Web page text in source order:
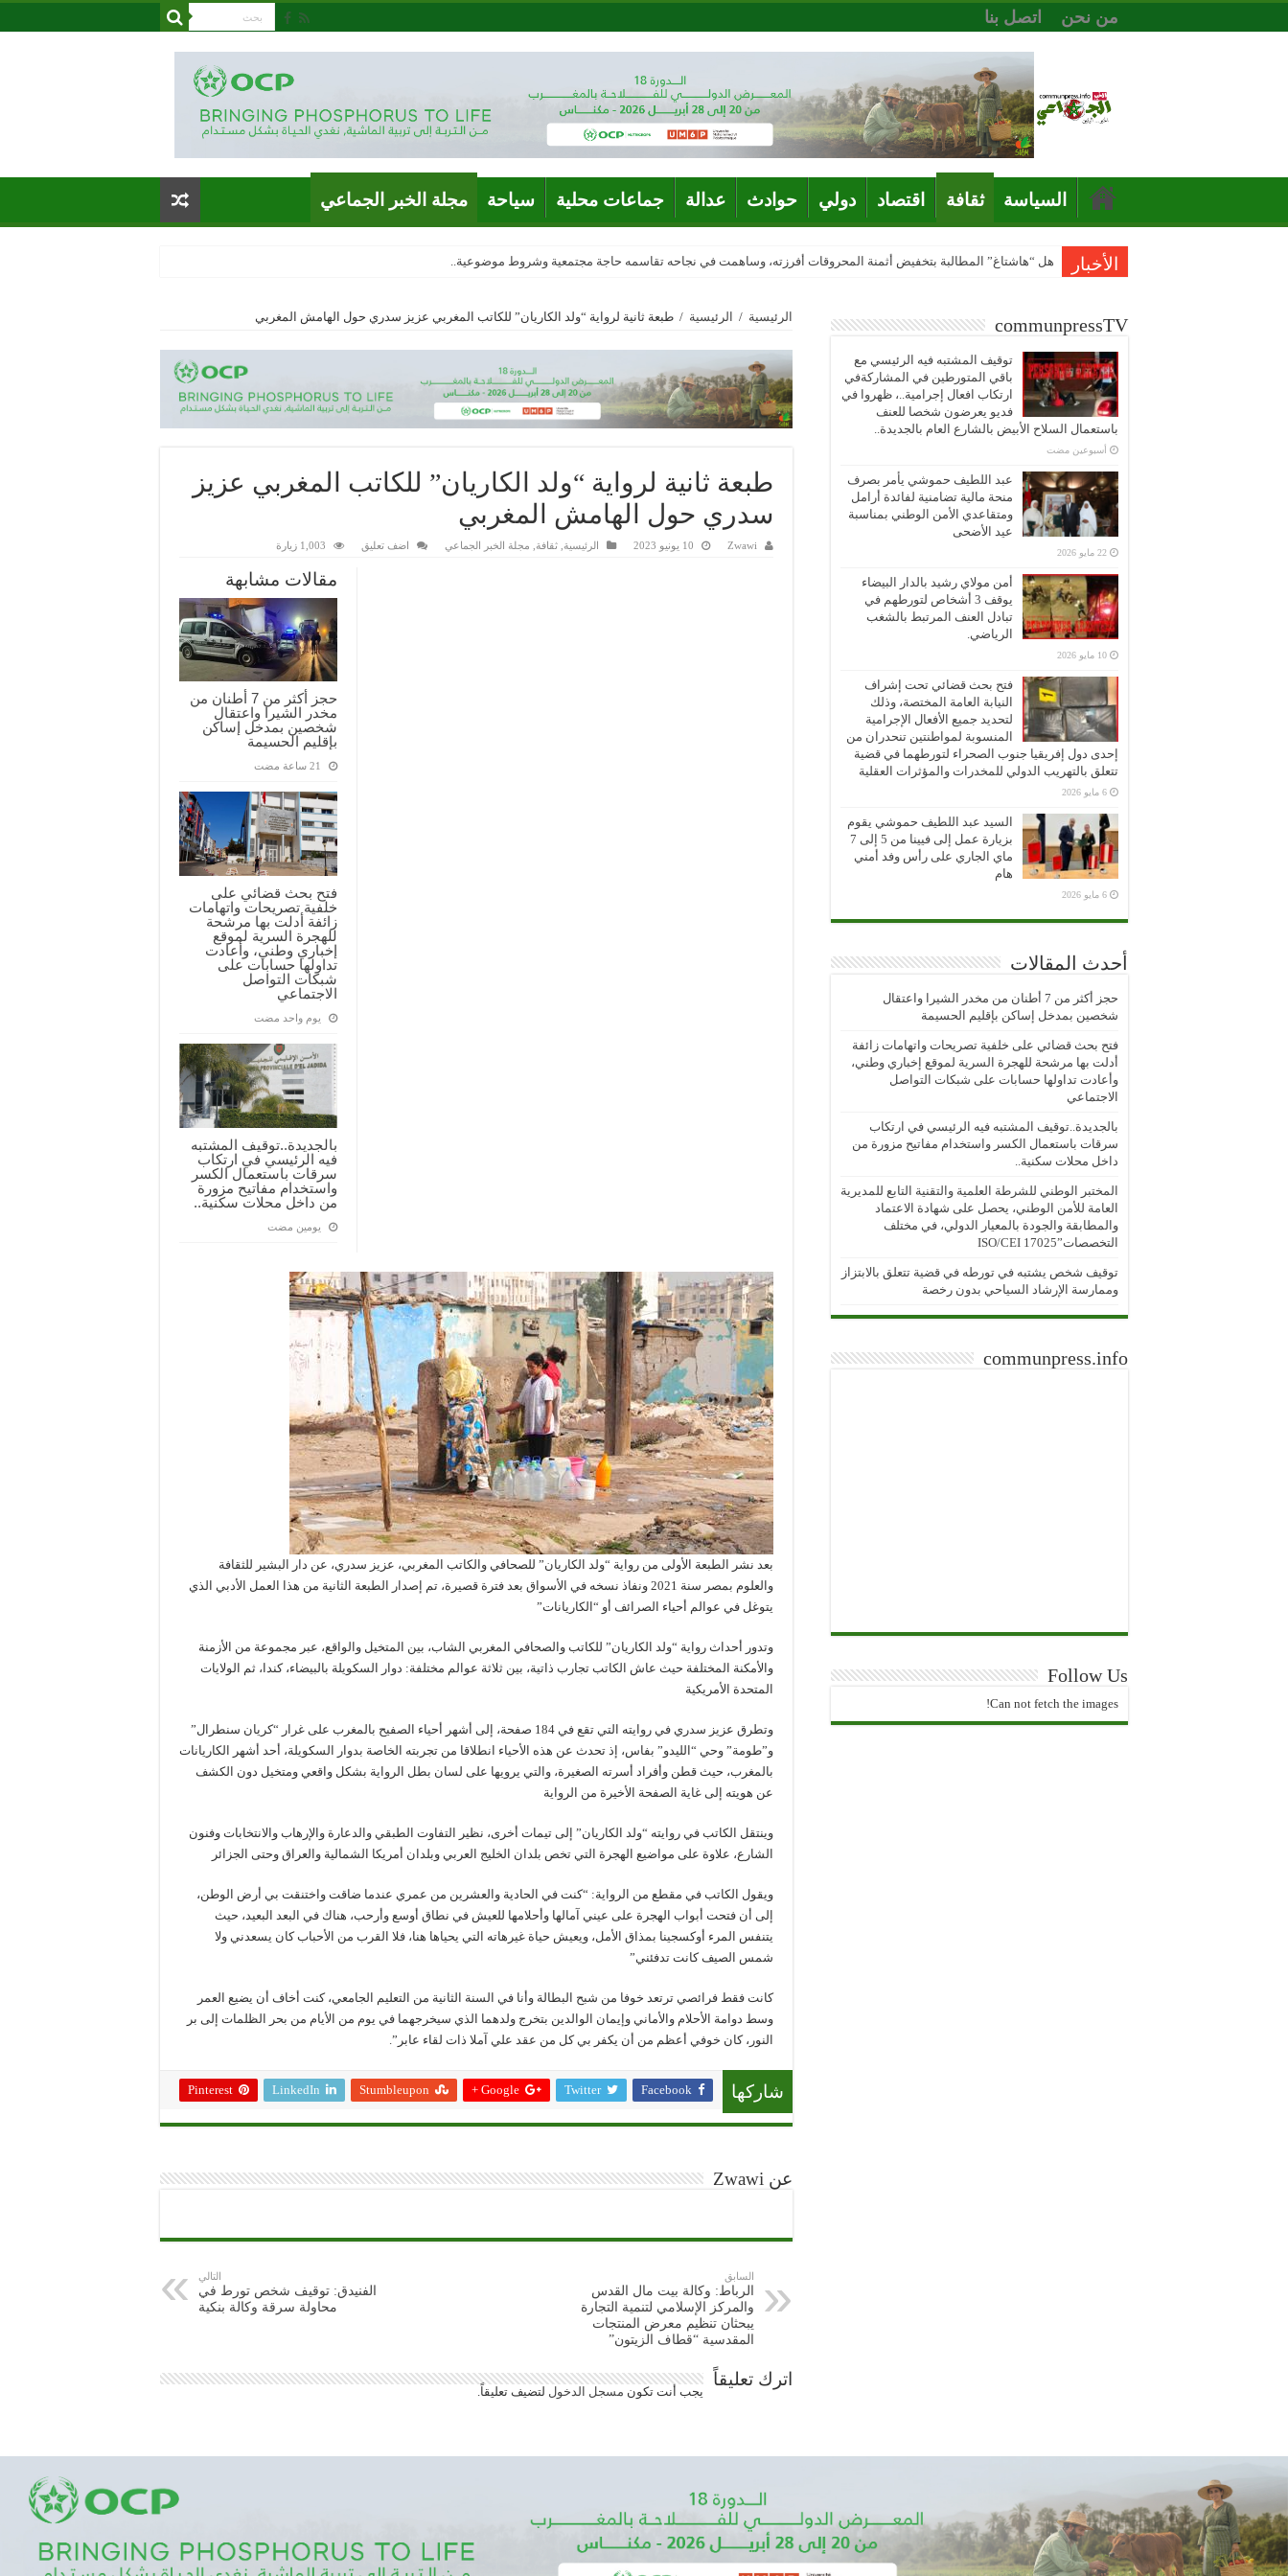
من نحن اتصل بنا
السياسة ثقافة اقتصاد دولي حوادث عدالة جماعات محلية سياحة مجلة الخبر الجماعي
الأخبار هل “هاشتاغ” المطالبة بتخفيض أثمنة المحروقات أفرزته، وساهمت في نجاحه تقاسمه حاجة مجتمعية وشروط موضوعية..
الرئيسية / الرئيسية / طبعة ثانية لرواية “ولد الكاريان” للكاتب المغربي عزيز سدري حول الهامش المغربي
طبعة ثانية لرواية “ولد الكاريان” للكاتب المغربي عزيز
سدري حول الهامش المغربي
Zwawi 10 يونيو 2023 الرئيسية ثقافة مجلة الخبر الجماعي اضف تعليق 1,003 زيارة
مقالات مشابهة
حجز أكثر من 7 أطنان من
مخدر الشيرا واعتقال
شخصين بمدخل إساكن
بإقليم الحسيمة
فتح بحث قضائي على
خلفية تصريحات واتهامات
زائفة أدلت بها مرشحة
للهجرة السرية لموقع
إخباري وطني، وأعادت
تداولها حسابات على
شبكات التواصل
الاجتماعي
‏يوم واحد مضت
بالجديدة..توقيف المشتبه
فيه الرئيسي في ارتكاب
سرقات باستعمال الكسر
واستخدام مفاتيح مزورة
من داخل محلات سكنية..
‏يومين مضت
بعد نشر الطبعة الأولى من رواية “ولد الكاريان” للصحافي والكاتب المغربي، عزيز سدري، عن دار البشير للثقافة
والعلوم بمصر سنة 2021 ونفاذ نسخه في الأسواق بعد فترة قصيرة، تم إصدار الطبعة الثانية من هذا العمل الأدبي الذي
يتوغل في عوالم أحياء الصرائف أو “الكاريانات”
وتدور أحداث رواية “ولد الكاريان” للكاتب والصحافي المغربي الشاب، بين المتخيل والواقع، عبر مجموعة من الأزمنة
والأمكنة المختلفة حيث عاش الكاتب تجارب ذاتية، بين ثلاثة عوالم مختلفة: دوار السكويلة بالبيضاء، كندا، ثم الولايات
المتحدة الأمريكية
وتطرق عزيز سدري في روايته التي تقع في 184 صفحة، إلى أشهر أحياء الصفيح بالمغرب على غرار “كريان سنطرال”
و”طومة” وحي “الليدو” بفاس، إذ تحدث عن هذه الأحياء انطلاقا من تجربته الخاصة بدوار السكويلة، أحد أشهر الكاريانات
بالمغرب، حيث قطن وأفراد أسرته الصغيرة، والتي يرويها على لسان بطل الرواية بشكل واقعي ومتخيل دون الكشف
عن هويته إلى غاية الصفحة الأخيرة من الرواية
وينتقل الكاتب في روايته “ولد الكاريان” إلى تيمات أخرى، نظير التفاوت الطبقي والدعارة والإرهاب والانتخابات وفنون
الشارع، علاوة على مواضيع الهجرة التي تخص بلدان الخليج العربي وبلدان أمريكا الشمالية والعراق وحتى الجزائر
ويقول الكاتب في مقطع من الرواية: “كنت في الحادية والعشرين من عمري عندما ضاقت واختنقت بي أرض الوطن،
إلى أن فتحت أبواب الهجرة على عيني آمالها وأحلامها للعيش في نطاق أوسع وأرحب، هناك في البعد البعيد، حيث
يتنفس المرء أوكسجينا بمذاق الأمل، ويعيش حياة غيرهاته التي يحياها هنا، فلا القرب من الأحباب كان يسعدني ولا
شمس الصيف كانت تدفئني”
كانت فقط فرائصي ترتعد خوفا من شبح البطالة وأنا في السنة الثانية من التعليم الجامعي، كنت أخاف أن يضيع العمر
وسط دوامة الأحلام والأماني وإيمان الوالدين بتخرج ولدهما الذي سيخرجهما في يوم من الأيام من بحر الظلمات إلى بر
النور، كان خوفي أعظم من أن يكفر بي كل من عقد علي آملا ذات لقاء عابر”.
شاركها Facebook
Twitter
Google +
Stumbleupon
LinkedIn
Pinterest
عن Zwawi
السابق
الرباط: وكالة بيت مال القدس
والمركز الإسلامي لتنمية التجارة
يبحثان تنظيم معرض المنتجات
المقدسية “قطاف الزيتون”
التالي
الفنيدق: توقيف شخص تورط في
محاولة سرقة وكالة بنكية
اترك تعليقاً
يجب أنت تكون مسجل الدخول لتضيف تعليقاً.
communpressTV
توقيف المشتبه فيه الرئيسي مع
باقي المتورطين في المشاركةفي
ارتكاب افعال إجرامية..، ظهروا في
فديو يعرضون شخصا للعنف
باستعمال السلاح الأبيض بالشارع العام بالجديدة..
‏أسبوعين مضت
عبد اللطيف حموشي يأمر بصرف
منحة مالية تضامنية لفائدة أرامل
ومتقاعدي الأمن الوطني بمناسبة
عيد الأضحى
22 مايو 2026
أمن مولاي رشيد بالدار البيضاء
يوقف 3 أشخاص لتورطهم في
تبادل العنف المرتبط بالشغب
الرياضي.
10 مايو 2026
فتح بحث قضائي تحت إشراف
النيابة العامة المختصة، وذلك
لتحديد جميع الأفعال الإجرامية
المنسوبة لمواطنتين تنحدران من
إحدى دول إفريقيا جنوب الصحراء لتورطهما في قضية
تتعلق بالتهريب الدولي للمخدرات والمؤثرات العقلية
6 مايو 2026
السيد عبد اللطيف حموشي يقوم
بزيارة عمل إلى فيينا من 5 إلى 7
ماي الجاري على رأس وفد أمني
هام
6 مايو 2026
أحدث المقالات
حجز أكثر من 7 أطنان من مخدر الشيرا واعتقال
شخصين بمدخل إساكن بإقليم الحسيمة
فتح بحث قضائي على خلفية تصريحات واتهامات زائفة
أدلت بها مرشحة للهجرة السرية لموقع إخباري وطني،
وأعادت تداولها حسابات على شبكات التواصل
الاجتماعي
بالجديدة..توقيف المشتبه فيه الرئيسي في ارتكاب
سرقات باستعمال الكسر واستخدام مفاتيح مزورة من
داخل محلات سكنية..
المختبر الوطني للشرطة العلمية والتقنية التابع للمديرية
العامة للأمن الوطني، يحصل على شهادة الاعتماد
والمطابقة والجودة بالمعيار الدولي، في مختلف
التخصصات”ISO/CEI 17025
توقيف شخص يشتبه في تورطه في قضية تتعلق بالابتزاز
وممارسة الإرشاد السياحي بدون رخصة
communpress.info
Follow Us
Can not fetch the images!